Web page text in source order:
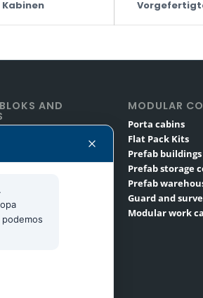
Kabinen
AND MODULAR
Porta cabins
Flat Pack Kits
Prefab buildings
Prefab storage
Prefab
Guard and
Modular work